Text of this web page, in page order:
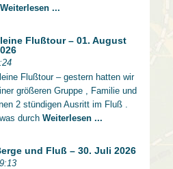
Weiterlesen ...
Flußtour – 01. August
Flußtour – gestern hatten wir
größeren Gruppe , Familie und
2 stündigen Ausritt im Fluß .
durch Weiterlesen ...
und Fluß – 30. Juli 2026